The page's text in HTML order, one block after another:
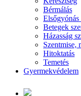
Bérmálás
Elsőgyónás
Betegek
Házasság
Szentmise,
Hitoktatás
Temetés
Gyermekvédelem